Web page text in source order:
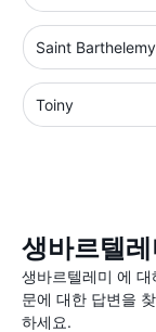
Saint Barthelemy
Toiny
생바르텔
생바르텔레미 에
문에 대한 답변을
하세요.